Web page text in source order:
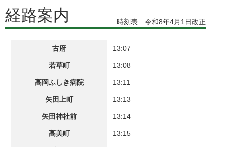
経路案内 時刻表 令和8年4月1日改正
古府 13:07
若草町 13:08
高岡ふしき病院 13:11
矢田上町 13:13
矢田神社前 13:14
高美町 13:15